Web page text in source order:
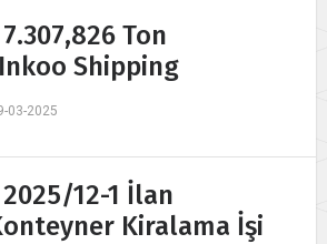
7.307,826 Ton
Shipping
03-2025
2025/12-1 İlan
Kiralama İşi